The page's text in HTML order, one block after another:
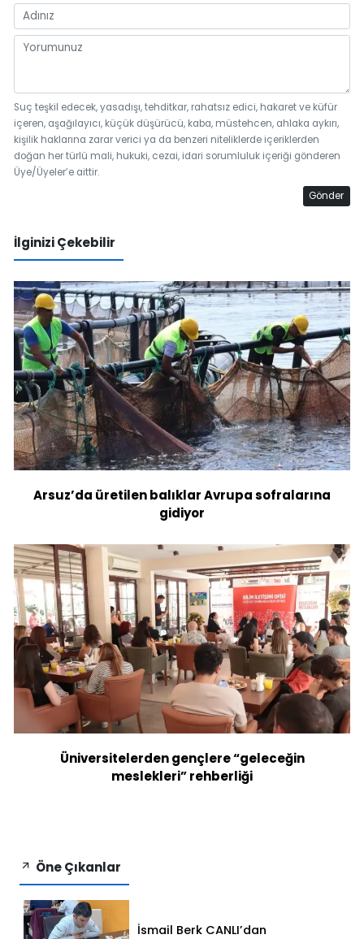
Suç teşkil edecek, yasadışı, tehditkar, rahatsız edici, hakaret ve küfür
içeren, aşağılayıcı, küçük düşürücü, kaba, müstehcen, ahlaka aykırı,
kişilik haklarına zarar verici ya da benzeri niteliklerde içeriklerden
doğan her türlü mali, hukuki, cezai, idari sorumluluk içeriği gönderen
Üye/Üyeler’e aittir.
Gönder
İlginizi Çekebilir
Arsuz’da üretilen balıklar Avrupa sofralarına
gidiyor
Üniversitelerden gençlere “geleceğin
meslekleri” rehberliği
Öne Çıkanlar
İsmail Berk CANLI’dan